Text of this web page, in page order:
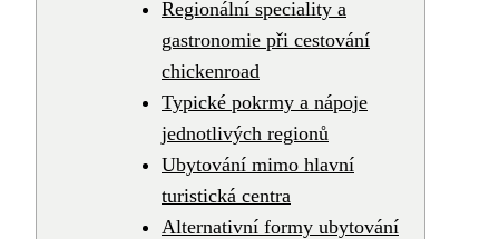
Regionální speciality a
gastronomie při cestování
chickenroad
Typické pokrmy a nápoje
jednotlivých regionů
Ubytování mimo hlavní
turistická centra
Alternativní formy ubytování